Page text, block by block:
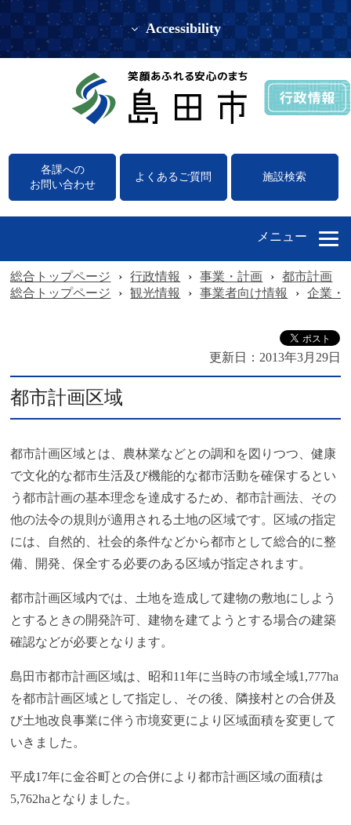
Accessibility
各課への
お問い合わせ
よくあるご質問 施設検索
メニュー
総合トップページ › 行政情報 › 事業・計画 › 都市計画
総合トップページ
› 観光情報 › 事業者向け情報 › 企業・
更新日： 2013年3月29日
都市計画区域
都市計画区域とは、農林業などとの調和を図りつつ、健康
で文化的な都市生活及び機能的な都市活動を確保するとい
う都市計画の基本理念を達成するため、都市計画法、その
他の法令の規則が適用される土地の区域です。区域の指定
には、自然的、社会的条件などから都市として総合的に整
備、開発、保全する必要のある区域が指定されます。
都市計画区域内では、土地を造成して建物の敷地にしよう
とするときの開発許可、建物を建てようとする場合の建築
確認などが必要となります。
島田市都市計画区域は、昭和11年に当時の市域全域1,777ha
を都市計画区域として指定し、その後、隣接村との合併及
び土地改良事業に伴う市境変更により区域面積を変更して
いきました。
平成17年に金谷町との合併により都市計画区域の面積は
5,762haとなりました。